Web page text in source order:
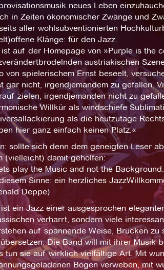
neues Leben
in Zeiten ökonomischer Zwänge und
aller wohlsubventionierten
Klänge: für den Jazz.
ist auf der Homepage von »Purple is the
austriakischen
von spielerischem Ernst beseelt,
gar nicht, irgendjemandem zu gefallen.
zielen, irgendjemanden nicht zu
Willkür als windschiefe
als die heutzutage
hier ganz einfach keinen Platz.«
sollte sich denn dem geneigten Leser
(vielleicht) damit geholfen:
play the Music and not the
Sinne: ein herzliches
Deppe)
ist ein Jazz einer ausgesprochen
verharrt, sondern viele
auf spannende Weise, Brücken
Die Band will mit ihrer Musik
tun sie auf wirklich vielfältige Art. Mit
Bögen verweben, mit